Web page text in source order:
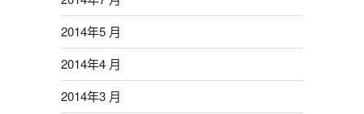
2014年5 月
2014年4 月
2014年3 月